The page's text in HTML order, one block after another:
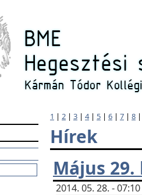
1 | 2 | 3 | 4| 5 | 6 | 7 | 8
Hírek
Május
2014. 05. 28. -